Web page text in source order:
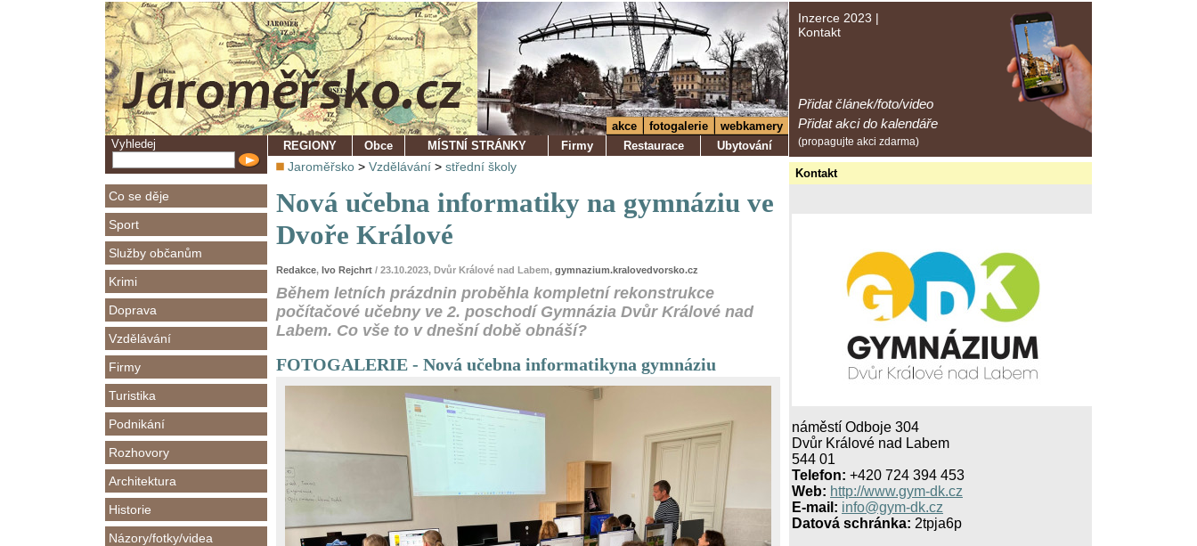
Vyhledej
Co se děje
Sport
Služby občanům
Krimi
Doprava
Vzdělávání
Firmy
Turistika
Podnikání
Rozhovory
Architektura
Historie
Názory/fotky/videa
Inzerce 2023 |
Kontakt
Přidat článek/foto/video
Přidat akci do kalendáře
(propagujte akci zdarma)
akce fotogalerie
webkamery
REGIONY
Obce MÍSTNÍ STRÁNKY Firmy Restaurace Ubytování
Jaroměřsko > Vzdělávání > střední školy
Nová učebna informatiky na gymnáziu ve
Dvoře Králové
Redakce, Ivo Rejchrt / 23.10.2023, Dvůr Králové nad Labem, gymnazium.kralovedvorsko.cz
Během letních prázdnin proběhla kompletní rekonstrukce
počítačové učebny ve 2. poschodí Gymnázia Dvůr Králové nad
Labem. Co vše to v dnešní době obnáší?
FOTOGALERIE - Nová učebna informatikyna gymnáziu
Kontakt
náměstí Odboje 304
Dvůr Králové nad Labem
544 01
Telefon: +420 724 394 453
Web: http://www.gym-dk.cz
E-mail: info@gym-dk.cz
Datová schránka: 2tpja6p